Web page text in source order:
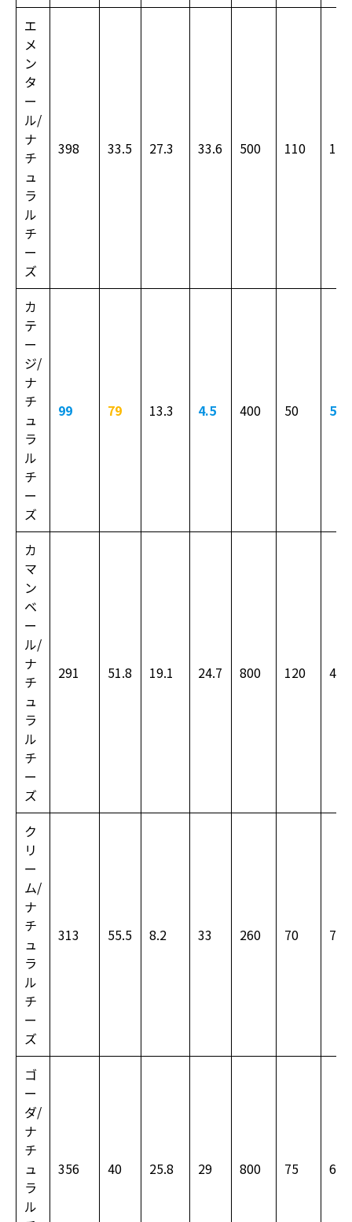
エ
メ
ン
タ
ー
ル/
ナ
チ
ュ
ラ
ル
チ
ー
ズ
398 33.5 27.3 33.6 500 110
カ
テ
ー
ジ/
ナ
チ
ュ
ラ
ル
チ
ー
ズ
99 79 13.3 4.5 400 50 55
カ
マ
ン
ベ
ー
ル/
ナ
チ
ュ
ラ
ル
チ
ー
ズ
291 51.8 19.1 24.7 800 120 460
ク
リ
ー
ム/
ナ
チ
ュ
ラ
ル
チ
ー
ズ
313 55.5 8.2 33 260 70 70
ゴ
ー
ダ/
ナ
チ
ュ
ラ
ル
356 40 25.8 29 800 75 680